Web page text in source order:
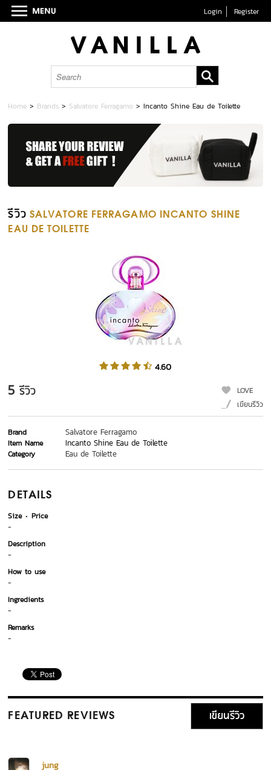
Login Register
Home > Brands > Salvatore Ferragamo >Incanto Shine Eau de Toilette
รีวิว SALVATORE FERRAGAMO INCANTO SHINE
EAU DE TOILETTE
4.60
5 รีวิว
LOVE
เขียนรีวิว
Brand Salvatore Ferragamo
Item Name Incanto Shine Eau de Toilette
Category Eau de Toilette
DETAILS
Size
Price
-
Description
-
How to use
-
Ingredients
-
Remarks
-
FEATURED REVIEWS เขียนรีวิว
jung